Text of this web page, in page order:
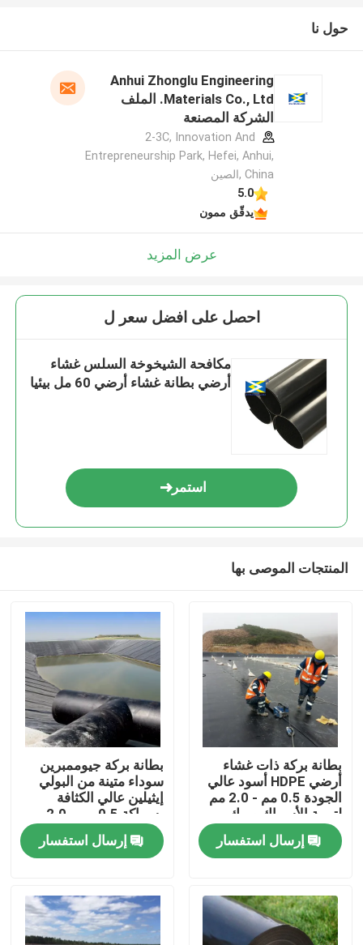
منزل
أشرطة فيديو
حول نا
Anhui Zhonglu Engineering
Materials Co., Ltd. الملف
الشركة المصنعة
2-3C, Innovation And
Entrepreneurship Park, Hefei, Anhui,
China ,الصين
5.0
يدقّق ممون
عرض المزيد
احصل على افضل سعر ل
مكافحة الشيخوخة السلس غشاء
أرضي بطانة غشاء أرضي 60 مل بيئيا
استمر
المنتجات الموصى بها
بطانة بركة ذات غشاء
أرضي HDPE أسود عالي
الجودة 0.5 مم - 2.0 مم
لتربية الأسماك وبرك
تربية الأحياء المائية
وخزانات تخزين المياه
وعزل السدود
إرسال استفسار
بطانة بركة جيوممبرين
سوداء متينة من البولي
إيثيلين عالي الكثافة
لأحواض السمك الدائرية،
وبرك الاستزراع المائي،
وخزانات تخزين المياه،
للسدود
إرسال استفسار